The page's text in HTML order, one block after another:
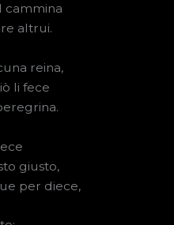
cammina
altrui.
reina,
li fece
giusto,
per diece,